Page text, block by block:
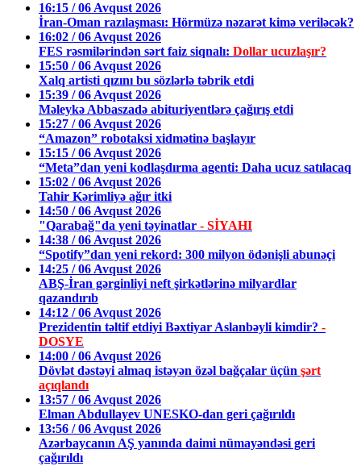
16:15 / 06 Avqust 2026
İran-Oman razılaşması: Hörmüzə nəzarət kimə veriləcək?
16:02 / 06 Avqust 2026
FES rəsmilərindən sərt faiz siqnalı: Dollar ucuzlaşır?
15:50 / 06 Avqust 2026
Xalq artisti qızını bu sözlərlə təbrik etdi
15:39 / 06 Avqust 2026
Məleykə Abbaszadə abituriyentlərə çağırış etdi
15:27 / 06 Avqust 2026
“Amazon” robotaksi xidmətinə başlayır
15:15 / 06 Avqust 2026
“Meta”dan yeni kodlaşdırma agenti: Daha ucuz satılacaq
15:02 / 06 Avqust 2026
Tahir Kərimliyə ağır itki
14:50 / 06 Avqust 2026
"Qarabağ"da yeni təyinatlar - SİYAHI
14:38 / 06 Avqust 2026
“Spotify”dan yeni rekord: 300 milyon ödənişli abunəçi
14:25 / 06 Avqust 2026
ABŞ-İran gərginliyi neft şirkətlərinə milyardlar
qazandırıb
14:12 / 06 Avqust 2026
Prezidentin təltif etdiyi Bəxtiyar Aslanbəyli kimdir? -
DOSYE
14:00 / 06 Avqust 2026
Dövlət dəstəyi almaq istəyən özəl bağçalar üçün şərt
açıqlandı
13:57 / 06 Avqust 2026
Elman Abdullayev UNESKO-dan geri çağırıldı
13:56 / 06 Avqust 2026
Azərbaycanın AŞ yanında daimi nümayəndəsi geri
çağırıldı